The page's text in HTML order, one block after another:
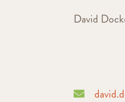
David